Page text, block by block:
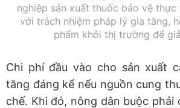
nghiệp sản xuất thuốc bảo vệ
với trách nhiệm pháp lý gia tăng,
phẩm khỏi thị trường để
Chi phí đầu vào cho sản xuất
tăng đáng kể nếu nguồn cung
chế. Khi đó, nông dân buộc phải